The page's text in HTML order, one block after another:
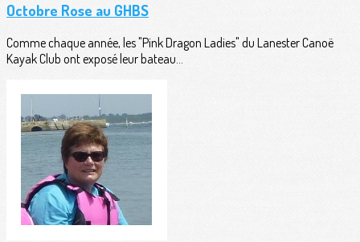
Octobre Rose au GHBS
Comme chaque année, les "Pink Dragon Ladies" du Lanester Canoë
Kayak Club ont exposé leur bateau...